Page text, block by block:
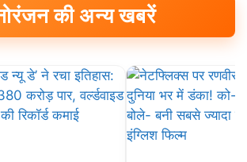
की अन्य खबरें